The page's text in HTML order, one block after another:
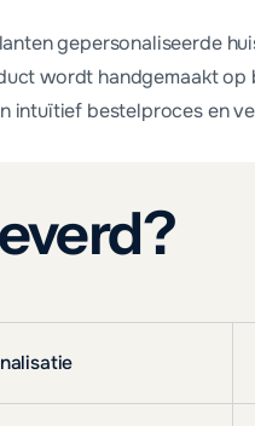
gepersonaliseerde
wordt handgemaakt op
intuïtief bestelproces en